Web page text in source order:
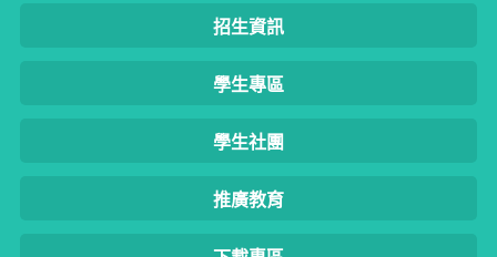
招生資訊
學生專區
學生社團
推廣教育